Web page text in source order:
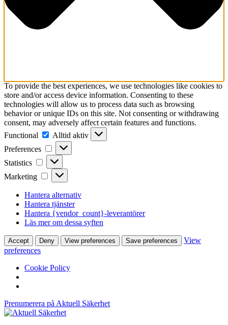
To provide the best experiences, we use technologies like cookies to
store and/or access device information. Consenting to these
technologies will allow us to process data such as browsing
behavior or unique IDs on this site. Not consenting or withdrawing
consent, may adversely affect certain features and functions.
Functional
Functional
Alltid aktiv
Preferences
Preferences
Statistics Statistics
Marketing Marketing
Hantera alternativ
Hantera tjänster
Hantera {vendor_count}-leverantörer
Läs mer om dessa syften
Accept Deny View preferences Save preferences
View
preferences
Cookie Policy
Prenumerera på Aktuell Säkerhet